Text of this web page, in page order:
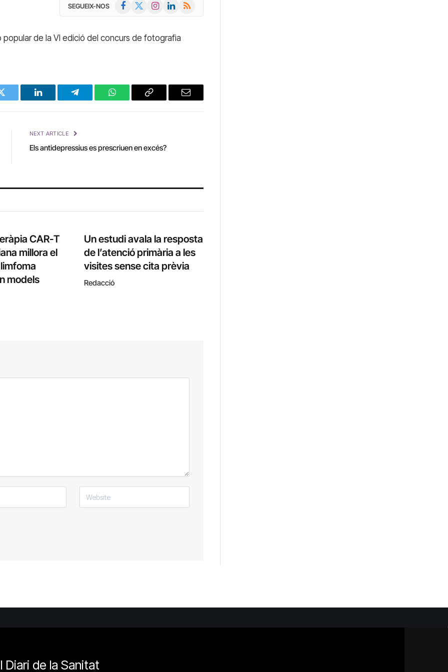
SEGUEIX-NOS Facebook InstagramLinkedIn
RSS
de la VI edició del concurs de fotografia
Twitter LinkedIn Telegram WhatsAppCopy
Email
NEXT ARTICLE
Els antidepressius es prescriuen en excés?
CAR-T
millora el
models
Un estudi avala la resposta
de l’atenció primària a les
visites sense cita prèvia
Redacció
Diari de la Sanitat